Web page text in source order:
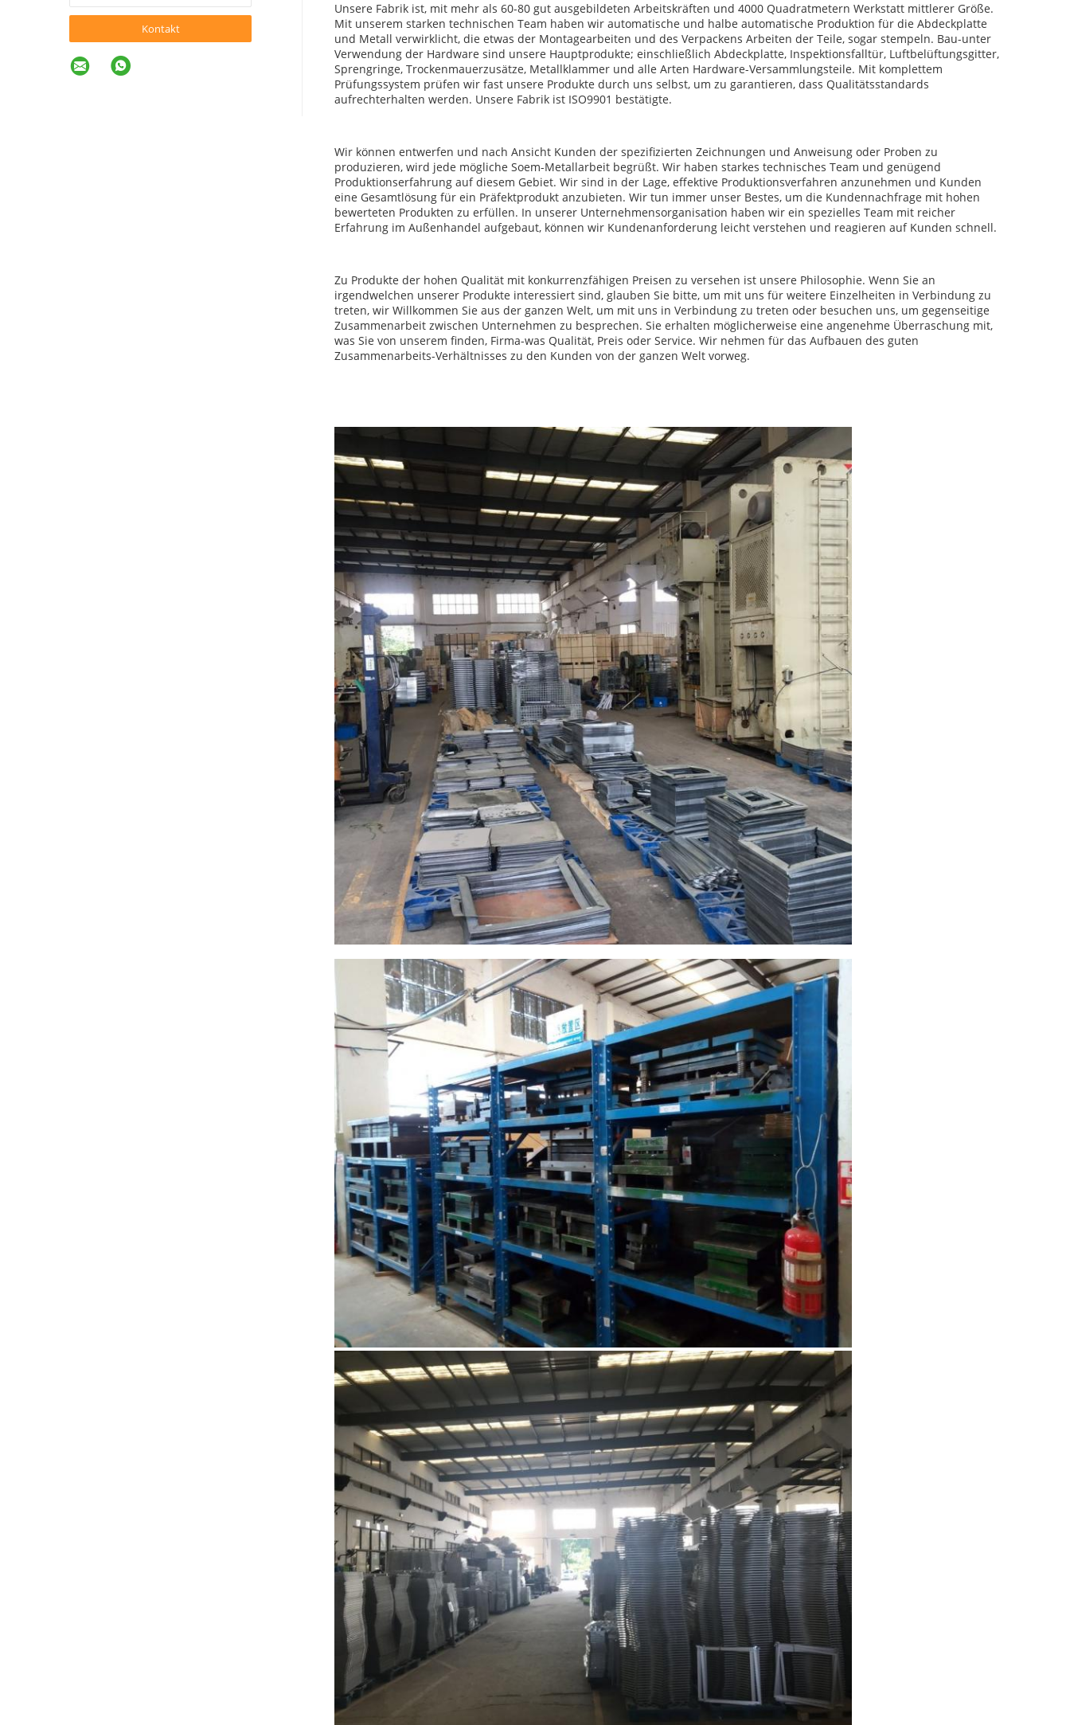
Kontakt
Unsere Fabrik ist, mit mehr als 60-80 gut ausgebildeten Arbeitskräften und 4000 Quadratmetern Werkstatt mittlerer Größe.
Mit unserem starken technischen Team haben wir automatische und halbe automatische Produktion für die Abdeckplatte
und Metall verwirklicht, die etwas der Montagearbeiten und des Verpackens Arbeiten der Teile, sogar stempeln. Bau-unter
Verwendung der Hardware sind unsere Hauptprodukte; einschließlich Abdeckplatte, Inspektionsfalltür, Luftbelüftungsgitter,
Sprengringe, Trockenmauerzusätze, Metallklammer und alle Arten Hardware-Versammlungsteile. Mit komplettem
Prüfungssystem prüfen wir fast unsere Produkte durch uns selbst, um zu garantieren, dass Qualitätsstandards
aufrechterhalten werden. Unsere Fabrik ist ISO9901 bestätigte.
Wir können entwerfen und nach Ansicht Kunden der spezifizierten Zeichnungen und Anweisung oder Proben zu
produzieren, wird jede mögliche Soem-Metallarbeit begrüßt. Wir haben starkes technisches Team und genügend
Produktionserfahrung auf diesem Gebiet. Wir sind in der Lage, effektive Produktionsverfahren anzunehmen und Kunden
eine Gesamtlösung für ein Präfektprodukt anzubieten. Wir tun immer unser Bestes, um die Kundennachfrage mit hohen
bewerteten Produkten zu erfüllen. In unserer Unternehmensorganisation haben wir ein spezielles Team mit reicher
Erfahrung im Außenhandel aufgebaut, können wir Kundenanforderung leicht verstehen und reagieren auf Kunden schnell.
Zu Produkte der hohen Qualität mit konkurrenzfähigen Preisen zu versehen ist unsere Philosophie. Wenn Sie an
irgendwelchen unserer Produkte interessiert sind, glauben Sie bitte, um mit uns für weitere Einzelheiten in Verbindung zu
treten, wir Willkommen Sie aus der ganzen Welt, um mit uns in Verbindung zu treten oder besuchen uns, um gegenseitige
Zusammenarbeit zwischen Unternehmen zu besprechen. Sie erhalten möglicherweise eine angenehme Überraschung mit,
was Sie von unserem finden, Firma-was Qualität, Preis oder Service. Wir nehmen für das Aufbauen des guten
Zusammenarbeits-Verhältnisses zu den Kunden von der ganzen Welt vorweg.